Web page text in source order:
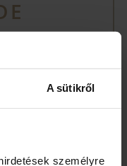
A sütikről
személyre
plán